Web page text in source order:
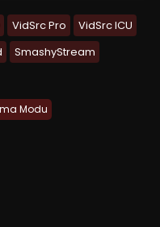
VidSrc Pro
VidSrc ICU
SmashyStream
Modu